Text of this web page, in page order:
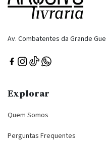
Av. Combatentes da Grande
Explorar
Quem Somos
Perguntas Frequentes